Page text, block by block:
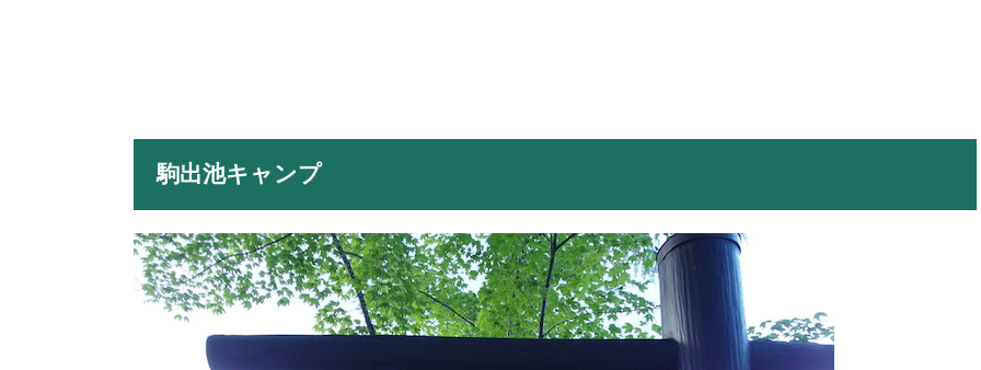
駒出池キャンプ